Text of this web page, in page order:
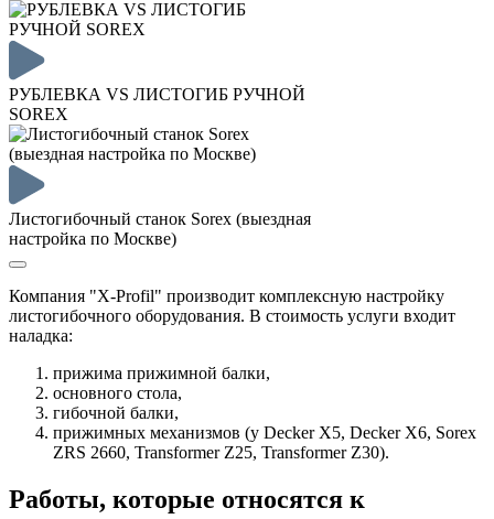
РУБЛЕВКА VS ЛИСТОГИБ РУЧНОЙ
SOREX
Листогибочный станок Sorex (выездная
настройка по Москве)
Компания "X-Profil" производит комплексную настройку
листогибочного оборудования. В стоимость услуги входит
наладка:
прижима прижимной балки,
основного стола,
гибочной балки,
прижимных механизмов (у Decker X5, Decker X6, Sorex
ZRS 2660, Transformer Z25, Transformer Z30).
Работы, которые относятся к